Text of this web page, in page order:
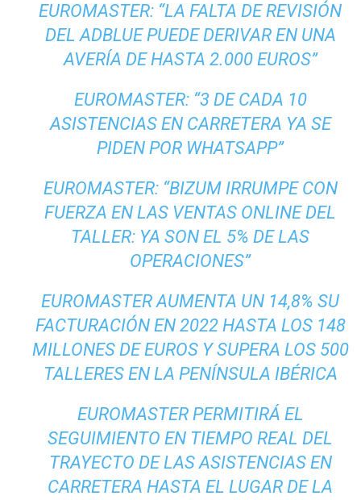
EUROMASTER: “LA FALTA DE REVISIÓN
DEL ADBLUE PUEDE DERIVAR EN UNA
AVERÍA DE HASTA 2.000 EUROS”
EUROMASTER: “3 DE CADA 10
ASISTENCIAS EN CARRETERA YA SE
PIDEN POR WHATSAPP”
EUROMASTER: “BIZUM IRRUMPE CON
FUERZA EN LAS VENTAS ONLINE DEL
TALLER: YA SON EL 5% DE LAS
OPERACIONES”
EUROMASTER AUMENTA UN 14,8% SU
FACTURACIÓN EN 2022 HASTA LOS 148
MILLONES DE EUROS Y SUPERA LOS 500
TALLERES EN LA PENÍNSULA IBÉRICA
EUROMASTER PERMITIRÁ EL
SEGUIMIENTO EN TIEMPO REAL DEL
TRAYECTO DE LAS ASISTENCIAS EN
CARRETERA HASTA EL LUGAR DE LA